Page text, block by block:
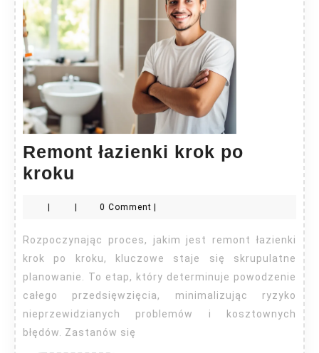
Remont łazienki krok po
kroku
krok
po
kroku
0 Comment
Rozpoczynając proces, jakim jest remont łazienki
krok po kroku, kluczowe staje się skrupulatne
planowanie. To etap, który determinuje powodzenie
całego przedsięwzięcia, minimalizując ryzyko
nieprzewidzianych problemów i kosztownych
błędów. Zastanów się